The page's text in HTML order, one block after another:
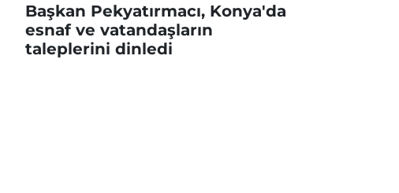
Başkan Pekyatırmacı, Konya'da
esnaf ve vatandaşların
taleplerini dinledi